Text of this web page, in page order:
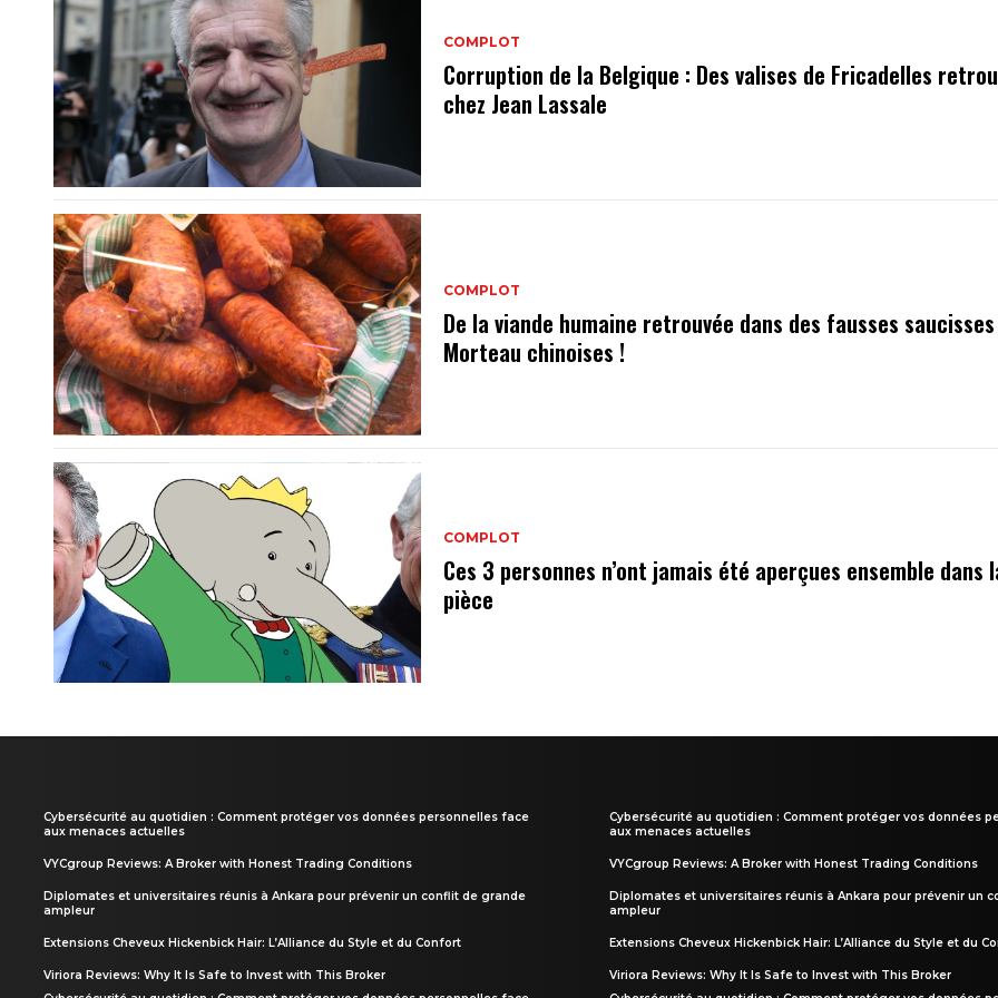
COMPLOT
Corruption de la Belgique : Des valises de Fricadelles
chez Jean Lassale
COMPLOT
De la viande humaine retrouvée dans des fausses
Morteau chinoises !
COMPLOT
Ces 3 personnes n’ont jamais été aperçues ensemble dans
pièce
Cybersécurité au quotidien : Comment protéger vos données personnelles face
aux menaces actuelles
VYCgroup Reviews: A Broker with Honest Trading Conditions
Diplomates et universitaires réunis à Ankara pour prévenir un conflit de grande
ampleur
Extensions Cheveux Hickenbick Hair: L’Alliance du Style et du Confort
Viriora Reviews: Why It Is Safe to Invest with This Broker
Cybersécurité au quotidien : Comment protéger vos données
aux menaces actuelles
VYCgroup Reviews: A Broker with Honest Trading Conditions
Diplomates et universitaires réunis à Ankara pour prévenir un
ampleur
Extensions Cheveux Hickenbick Hair: L’Alliance du Style et du
Viriora Reviews: Why It Is Safe to Invest with This Broker